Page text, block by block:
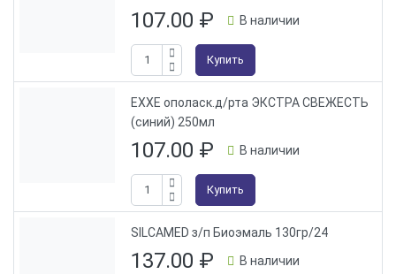
107.00 ₽ В наличии
Купить
EXXE ополаск.д/рта ЭКСТРА СВЕЖЕСТЬ
(синий) 250мл
107.00 ₽ В наличии
Купить
SILCAMED з/п Биоэмаль 130гр/24
137.00 ₽ В наличии